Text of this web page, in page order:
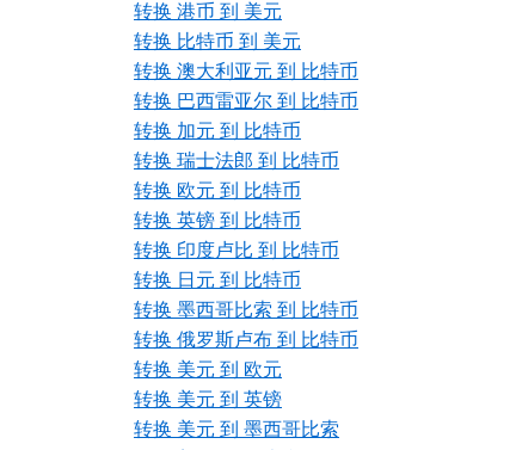
转换 港币 到 美元
转换 比特币 到 美元
转换 澳大利亚元 到 比特币
转换 巴西雷亚尔 到 比特币
转换 加元 到 比特币
转换 瑞士法郎 到 比特币
转换 欧元 到 比特币
转换 英镑 到 比特币
转换 印度卢比 到 比特币
转换 日元 到 比特币
转换 墨西哥比索 到 比特币
转换 俄罗斯卢布 到 比特币
转换 美元 到 欧元
转换 美元 到 英镑
转换 美元 到 墨西哥比索